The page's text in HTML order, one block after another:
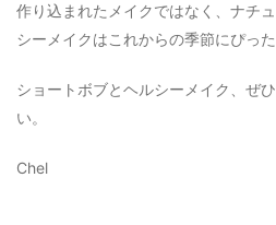
作り込まれたメイクではなく、ナチ
シーメイクはこれからの季節にぴった
ショートボブとヘルシーメイク、ぜ
い。
Chel